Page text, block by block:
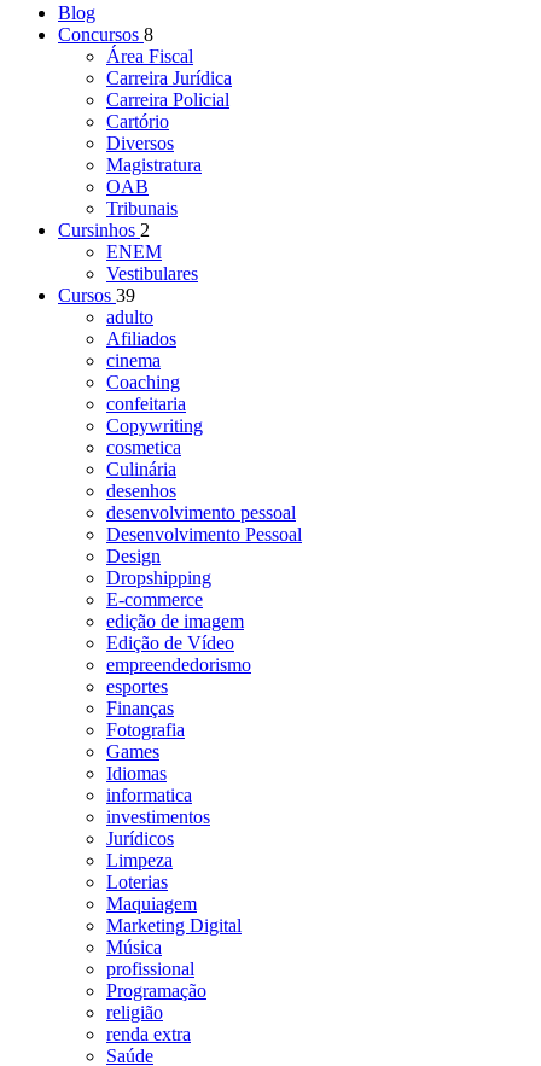
Blog
Concursos 8
Área Fiscal
Carreira Jurídica
Carreira Policial
Cartório
Diversos
Magistratura
OAB
Tribunais
Cursinhos 2
ENEM
Vestibulares
Cursos 39
adulto
Afiliados
cinema
Coaching
confeitaria
Copywriting
cosmetica
Culinária
desenhos
desenvolvimento pessoal
Desenvolvimento Pessoal
Design
Dropshipping
E-commerce
edição de imagem
Edição de Vídeo
empreendedorismo
esportes
Finanças
Fotografia
Games
Idiomas
informatica
investimentos
Jurídicos
Limpeza
Loterias
Maquiagem
Marketing Digital
Música
profissional
Programação
religião
renda extra
Saúde